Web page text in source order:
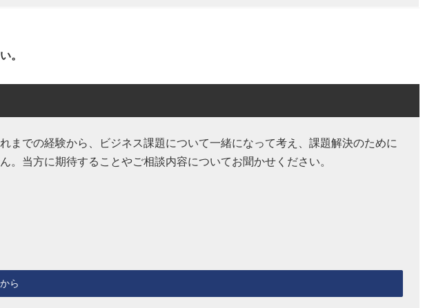
。
までの経験から、ビジネス課題について一緒になって考え、課題解決のために
当方に期待することやご相談内容についてお聞かせください。
ら